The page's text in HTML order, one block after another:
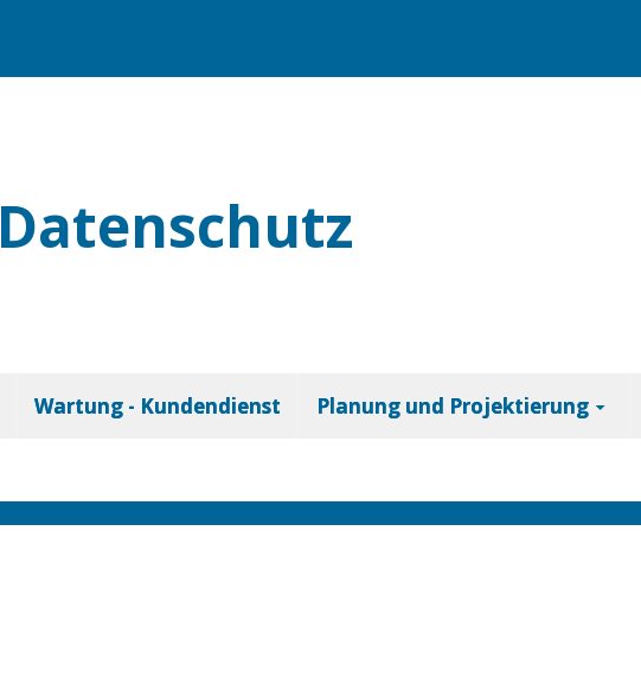
Datenschutz
Wartung - Kundendienst Planung und Projektierung